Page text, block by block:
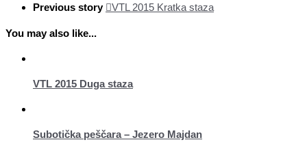
Previous story
VTL 2015 Kratka staza
You may also like...
VTL 2015 Duga staza
Subotička peščara – Jezero Majdan